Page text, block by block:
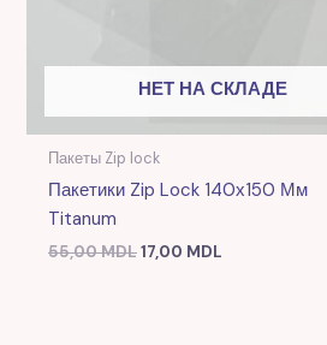
НЕТ НА СКЛАДЕ
Пакеты Zip lock
Пакетики Zip Lock 140х150 Мм
Titanum
55,00MDL17,00 MDL